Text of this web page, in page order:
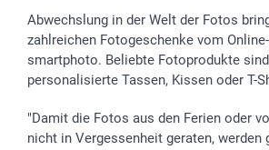
Abwechslung in der Welt der Fotos
zahlreichen Fotogeschenke vom
smartphoto. Beliebte Fotoprodukte
personalisierte Tassen, Kissen oder T-
"Damit die Fotos aus den Ferien oder
nicht in Vergessenheit geraten, werden